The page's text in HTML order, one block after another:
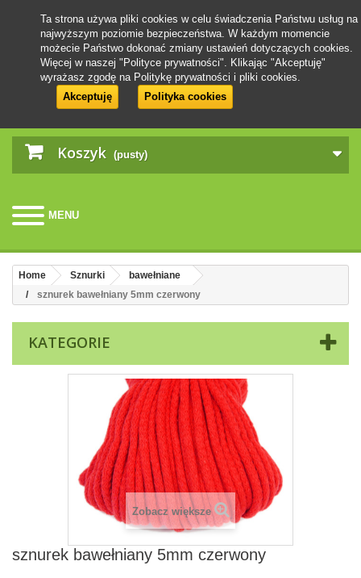
Koszyk (pusty)
MENU
Ta strona używa pliki cookies w celu świadczenia Państwu usług na
najwyższym poziomie bezpieczeństwa. W każdym momencie
możecie Państwo dokonać zmiany ustawień dotyczących cookies.
Więcej w naszej "Polityce prywatności". Klikając "Akceptuję"
wyrażasz zgodę na Politykę prywatności i pliki cookies.
Akceptuję
Polityka cookies
Home Sznurki
bawełniane
sznurek bawełniany 5mm czerwony
KATEGORIE
Zobacz większe
sznurek bawełniany 5mm czerwony